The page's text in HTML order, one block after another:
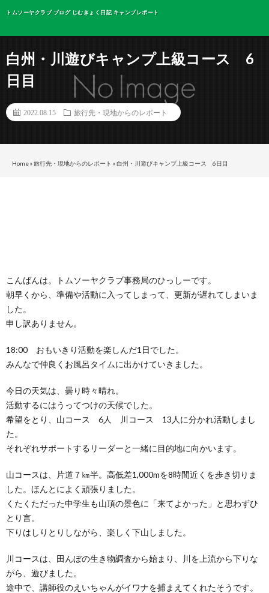
トムソーヤクラブ ブログ じむきょく日記 キャンプレポート
白州・川遊びキャンプ上級コース 6
日目
2022.08.15 旅行先・現地からのレポート
Home»旅行先・現地からのレポート »白州・川遊びキャンプ上級コース 6日目
こんばんは。トムソーヤクラブ事務局のひっしーです。
朝早くから、準備や活動に入ってしまって、更新が遅れてしまいま
した。
申し訳ありません。
18:00 おもいきり活動を楽しんだ1日でした。
みんなで仲良くお風呂タイムに出かけていきました。
今日の天気は、曇り時々晴れ。
活動するにはうってつけの天候でした。
希望をとり、山コース 6人 川コース 13人に分かれ活動しまし
た。
それぞれサポートするリーダーと一緒に目的地に向かいます。
山コースは、片道７㎞半。高低差1,000mを8時間近くを歩き切りま
した。ほんとによく頑張りました。
くたくただった中学生も山頂の景色に「来てよかった」と思わずひ
とり言。
下りはしりとりしながら、楽しく下山しました。
川コースは、田んぼの生き物調査から始まり、川を上流から下りな
がら、遊びました。
途中で、講師役のえいちゃんがイワナを捕まえてくれたそうです。